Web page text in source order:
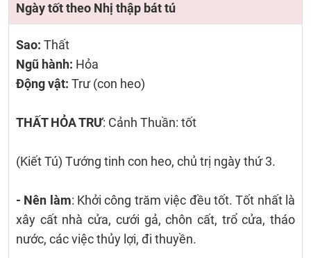
Ngày tốt theo Nhị thập bát tú
Sao: Thất
Ngũ hành: Hỏa
Động vật: Trư (con heo)
THẤT HỎA TRƯ: Cảnh Thuần: tốt
(Kiết Tú) Tướng tinh con heo, chủ trị ngày thứ 3.
- Nên làm: Khởi công trăm việc đều tốt. Tốt nhất là
xây cất nhà cửa, cưới gả, chôn cất, trổ cửa, tháo
nước, các việc thủy lợi, đi thuyền.